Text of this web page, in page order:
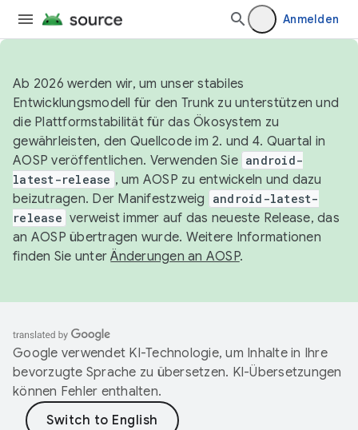
Anmelden
Ab 2026 werden wir, um unser stabiles
Entwicklungsmodell für den Trunk zu unterstützen und
die Plattformstabilität für das Ökosystem zu
gewährleisten, den Quellcode im 2. und 4. Quartal in
AOSP veröffentlichen. Verwenden Sie android-
latest-release , um AOSP zu entwickeln und dazu
beizutragen. Der Manifestzweig
android-latest-
release verweist immer auf das neueste Release, das
an AOSP übertragen wurde. Weitere Informationen
finden Sie unterÄnderungen an AOSP.
Google verwendet KI-Technologie, um Inhalte in Ihre
bevorzugte Sprache zu übersetzen. KI-Übersetzungen
können Fehler enthalten.